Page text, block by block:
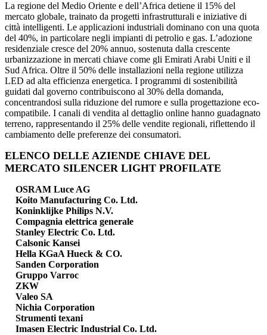
La regione del Medio Oriente e dell’Africa detiene il 15% del
mercato globale, trainato da progetti infrastrutturali e iniziative di
città intelligenti. Le applicazioni industriali dominano con una quota
del 40%, in particolare negli impianti di petrolio e gas. L’adozione
residenziale cresce del 20% annuo, sostenuta dalla crescente
urbanizzazione in mercati chiave come gli Emirati Arabi Uniti e il
Sud Africa. Oltre il 50% delle installazioni nella regione utilizza
LED ad alta efficienza energetica. I programmi di sostenibilità
guidati dal governo contribuiscono al 30% della domanda,
concentrandosi sulla riduzione del rumore e sulla progettazione eco-
compatibile. I canali di vendita al dettaglio online hanno guadagnato
terreno, rappresentando il 25% delle vendite regionali, riflettendo il
cambiamento delle preferenze dei consumatori.
ELENCO DELLE AZIENDE CHIAVE DEL
MERCATO SILENCER LIGHT PROFILATE
OSRAM Luce AG
Koito Manufacturing Co. Ltd.
Koninklijke Philips N.V.
Compagnia elettrica generale
Stanley Electric Co. Ltd.
Calsonic Kansei
Hella KGaA Hueck & CO.
Sanden Corporation
Gruppo Varroc
ZKW
Valeo SA
Nichia Corporation
Strumenti texani
Imasen Electric Industrial Co. Ltd.